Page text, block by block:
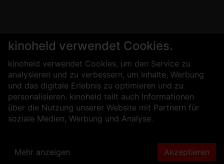
kinoheld verwendet Cookies.
kinoheld verwendet Cookies, um den Service zu
analysieren und zu verbessern, um Inhalte, Werbung
und das digitale Erlebnis zu optimieren und zu
personalisieren. kinoheld teilt auch Informationen
über die Nutzung unserer Website mit Partnern für
soziale Medien, Werbung und Analyse.
Mehr anzeigen Akzeptieren